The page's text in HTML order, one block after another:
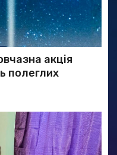
акція
полеглих